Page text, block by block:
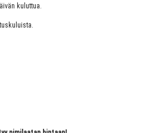
kuluttua.